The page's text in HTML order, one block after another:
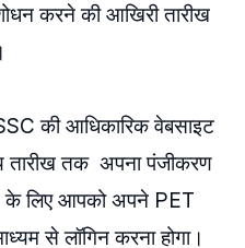
करने की आखिरी तारीख
की आधिकारिक वेबसाइट
तक अपना पंजीकरण
लिए आपको अपने PET
से लॉगिन करना होगा।